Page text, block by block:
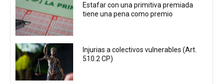
Estafar con una primitiva premiada
tiene una pena como premio
Injurias a colectivos vulnerables (Art.
510.2 CP)